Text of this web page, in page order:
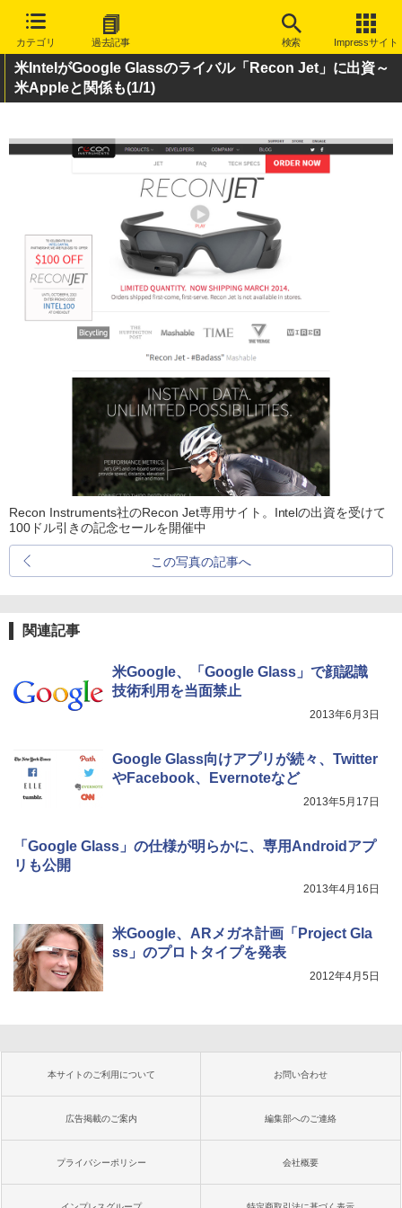
カテゴリ 過去記事 検索 Impressサイト
米IntelがGoogle Glassのライバル「Recon Jet」に出資～
米Appleと関係も(1/1)
Recon Instruments社のRecon Jet専用サイト。Intelの出資を受けて
100ドル引きの記念セールを開催中
この写真の記事へ
関連記事
米Google、「Google Glass」で顔認識
技術利用を当面禁止
2013年6月3日
Google Glass向けアプリが続々、Twitter
やFacebook、Evernoteなど
2013年5月17日
「Google Glass」の仕様が明らかに、専用Androidアプ
リも公開
2013年4月16日
米Google、ARメガネ計画「Project Gla
ss」のプロトタイプを発表
2012年4月5日
本サイトのご利用について お問い合わせ
広告掲載のご案内 編集部へのご連絡
プライバシーポリシー 会社概要